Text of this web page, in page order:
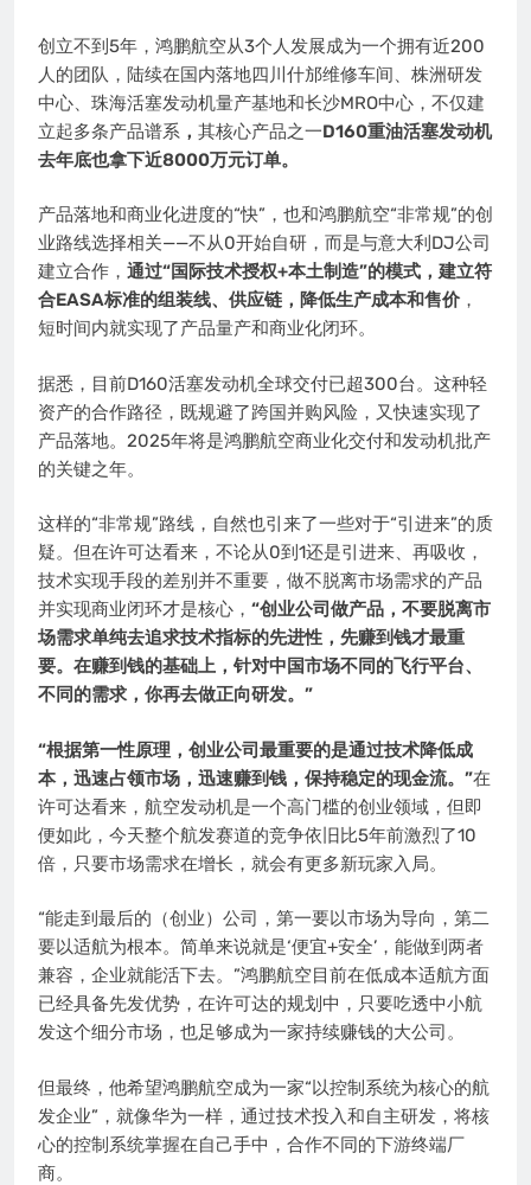
创立不到5年，鸿鹏航空从3个人发展成为一个拥有近200
人的团队，陆续在国内落地四川什邡维修车间、株洲研发
中心、珠海活塞发动机量产基地和长沙MRO中心，不仅建
立起多条产品谱系 ， 其核心产品之一D160重油活塞发动机
去年底也拿下近8000万元订单。
产品落地和商业化进度的“快”，也和鸿鹏航空“非常规”的创
业路线选择相关——不从0开始自研，而是与意大利DJ公司
建立合作， 通过“国际技术授权+本土制造”的模式，建立符
合EASA标准的组装线、供应链，降低生产成本和售价 ，
短时间内就实现了产品量产和商业化闭环。
据悉，目前D160活塞发动机全球交付已超300台。这种轻
资产的合作路径，既规避了跨国并购风险，又快速实现了
产品落地。2025年将是鸿鹏航空商业化交付和发动机批产
的关键之年。
这样的“非常规”路线，自然也引来了一些对于“引进来”的质
疑。但在许可达看来，不论从0到1还是引进来、再吸收，
技术实现手段的差别并不重要，做不脱离市场需求的产品
并实现商业闭环才是核心， “创业公司做产品，不要脱离市
场需求单纯去追求技术指标的先进性，先赚到钱才最重
要。在赚到钱的基础上，针对中国市场不同的飞行平台、
不同的需求，你再去做正向研发。”
“根据第一性原理，创业公司最重要的是通过技术降低成
本，迅速占领市场，迅速赚到钱，保持稳定的现金流。”在
许可达看来，航空发动机是一个高门槛的创业领域，但即
便如此，今天整个航发赛道的竞争依旧比5年前激烈了10
倍，只要市场需求在增长，就会有更多新玩家入局。
“能走到最后的（创业）公司，第一要以市场为导向，第二
要以适航为根本。简单来说就是‘便宜+安全’，能做到两者
兼容，企业就能活下去。”鸿鹏航空目前在低成本适航方面
已经具备先发优势，在许可达的规划中，只要吃透中小航
发这个细分市场，也足够成为一家持续赚钱的大公司。
但最终，他希望鸿鹏航空成为一家“以控制系统为核心的航
发企业”，就像华为一样，通过技术投入和自主研发，将核
心的控制系统掌握在自己手中，合作不同的下游终端厂
商。